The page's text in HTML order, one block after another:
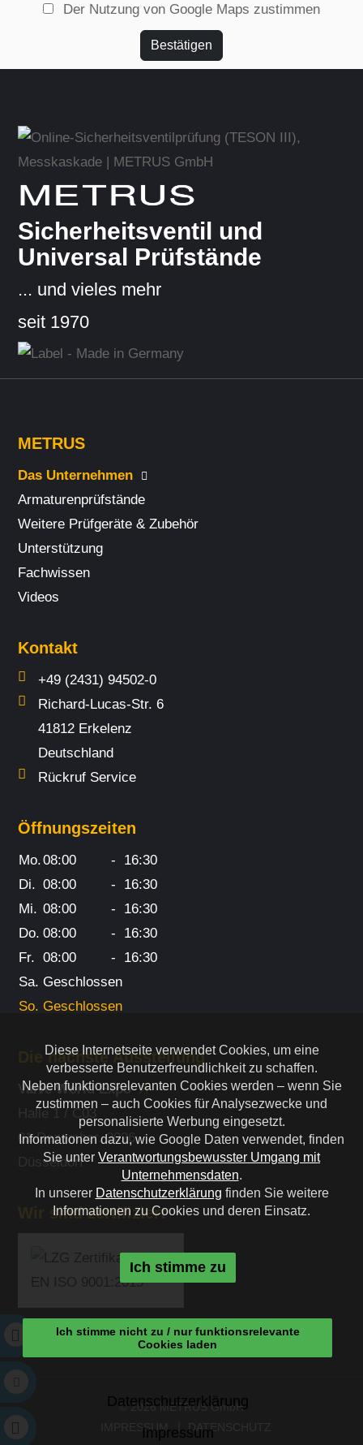
Der Nutzung von Google Maps zustimmen
Bestätigen
METRUS
Sicherheitsventil und
Universal Prüfstände
... und vieles mehr
seit 1970
METRUS
Das Unternehmen
Armaturenprüfstände
Weitere Prüf­geräte & Zubehör
Unterstützung
Fach­wissen
Videos
Kontakt
+49 (2431) 94502-0
Richard-Lucas-Str. 6
41812 Erkelenz
Deutschland
Rückruf Service
Öffnungszeiten
Mo.08:00 -
16:30
Di. 08:00 -
16:30
Mi. 08:00 -
16:30
Do. 08:00 -
16:30
Fr. 08:00 -
16:30
Sa. Geschlossen
So. Geschlossen
Die nächste Ausstellung
Valve World Expo
Halle 1 / C03
01 Dezember. 2026
Düsseldorf
Wir sind zertifiziert
© 2026 METRUS GmbH
IMPRESSUM
DATENSCHUTZ
Diese Internetseite verwendet Cookies, um eine
verbesserte Benutzerfreundlichkeit zu schaffen.
Neben funktionsrelevanten Cookies werden – wenn Sie
zustimmen – auch Cookies für Analysezwecke und
personalisierte Werbung eingesetzt.
Informationen dazu, wie Google Daten verwendet, finden
Sie unter Verantwortungsbewusster Umgang mit
Unternehmensdaten.
In unserer Datenschutzerklärung finden Sie weitere
Informationen zu Cookies und deren Einsatz.
Ich stimme zu
Ich stimme nicht zu / nur funktionsrelevante
Cookies laden
Datenschutzerklärung
Impressum